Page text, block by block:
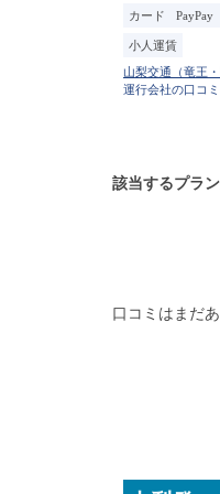
運行会社の口コ
カード PayPay
小人運賃
該当するプラ
口コミはまだ